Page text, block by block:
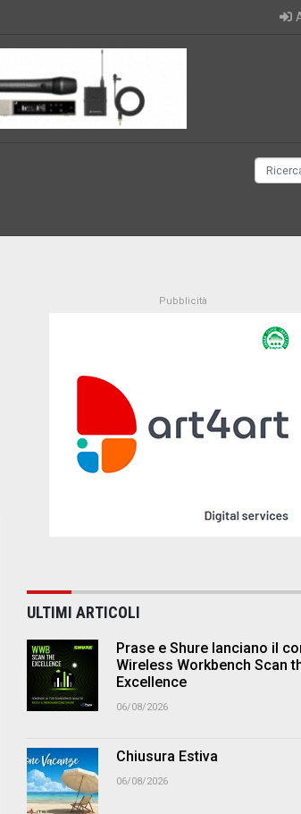
ULTIMI ARTICOLI
Prase e Shure lanciano il
Wireless Workbench Scan
Excellence
06/08/2026
Chiusura Estiva
06/08/2026